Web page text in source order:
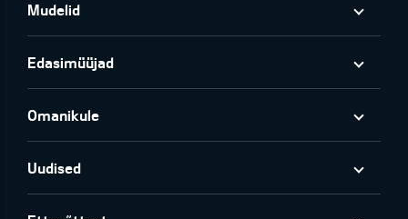
Mudelid
Edasimüüjad
Omanikule
Uudised